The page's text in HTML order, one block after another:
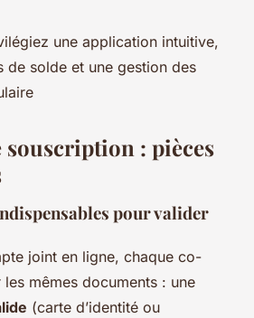
une application intuitive,
de solde et une gestion des
souscription : pièces
pour valider
joint en ligne, chaque co-
mêmes documents : une
(carte d’identité ou